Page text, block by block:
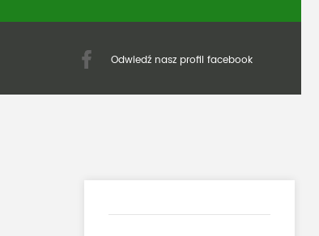
Odwiedź nasz profil facebook